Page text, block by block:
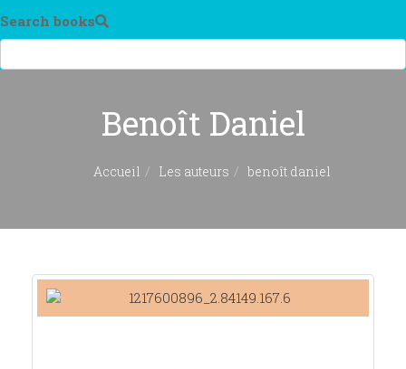
Search books
Benoît Daniel
Accueil Les auteurs benoît daniel